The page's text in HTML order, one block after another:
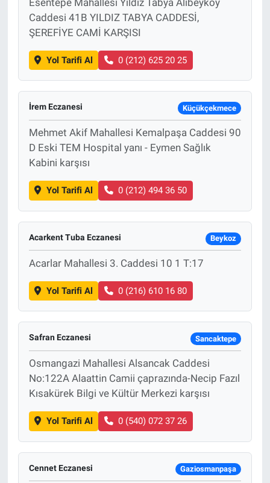
Caddesi 41B YILDIZ TABYA CADDESİ,
ŞEREFİYE CAMİ KARŞISI
Yol Tarifi Al 0 (212) 625 20 25
İrem Eczanesi Küçükçekmece
Mehmet Akif Mahallesi Kemalpaşa Caddesi 90
D Eski TEM Hospital yanı - Eymen Sağlık
Kabini karşısı
Yol Tarifi Al 0 (212) 494 36 50
Acarkent Tuba Eczanesi Beykoz
Acarlar Mahallesi 3. Caddesi 10 1 T:17
Yol Tarifi Al 0 (216) 610 16 80
Safran Eczanesi Sancaktepe
Osmangazi Mahallesi Alsancak Caddesi
No:122A Alaattin Camii çaprazında-Necip Fazıl
Kısakürek Bilgi ve Kültür Merkezi karşısı
Yol Tarifi Al 0 (540) 072 37 26
Cennet Eczanesi Gaziosmanpaşa